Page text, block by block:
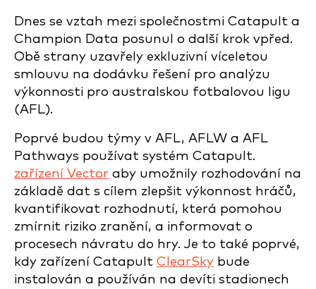
Dnes se vztah mezi společnostmi Catapult a
Champion Data posunul o další krok vpřed.
Obě strany uzavřely exkluzivní víceletou
smlouvu na dodávku řešení pro analýzu
výkonnosti pro australskou fotbalovou ligu
(AFL).
Poprvé budou týmy v AFL, AFLW a AFL
Pathways používat systém Catapult.
zařízení Vector aby umožnily rozhodování na
základě dat s cílem zlepšit výkonnost hráčů,
kvantifikovat rozhodnutí, která pomohou
zmírnit riziko zranění, a informovat o
procesech návratu do hry. Je to také poprvé,
kdy zařízení Catapult ClearSky bude
instalován a používán na devíti stadionech